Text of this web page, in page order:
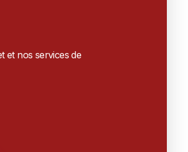
et nos services de